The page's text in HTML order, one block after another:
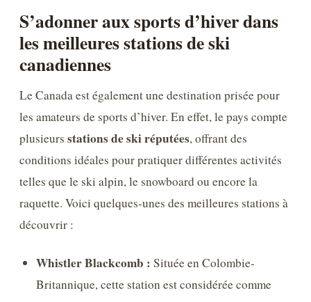
S’adonner aux sports d’hiver dans
les meilleures stations de ski
canadiennes
Le Canada est également une destination prisée pour
les amateurs de sports d’hiver. En effet, le pays compte
plusieurs stations de ski réputées, offrant des
conditions idéales pour pratiquer différentes activités
telles que le ski alpin, le snowboard ou encore la
raquette. Voici quelques-unes des meilleures stations à
découvrir :
Whistler Blackcomb : Située en Colombie-
Britannique, cette station est considérée comme